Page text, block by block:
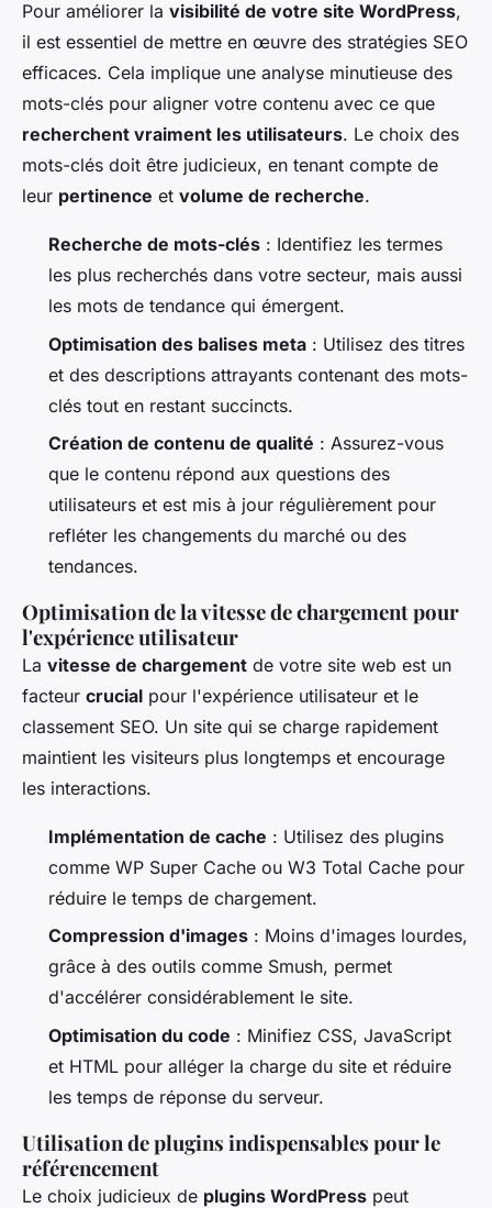
Pour améliorer la visibilité de votre site WordPress,
il est essentiel de mettre en œuvre des stratégies SEO
efficaces. Cela implique une analyse minutieuse des
mots-clés pour aligner votre contenu avec ce que
recherchent vraiment les utilisateurs. Le choix des
mots-clés doit être judicieux, en tenant compte de
leur pertinence et volume de recherche.
Recherche de mots-clés : Identifiez les termes
les plus recherchés dans votre secteur, mais aussi
les mots de tendance qui émergent.
Optimisation des balises meta : Utilisez des titres
et des descriptions attrayants contenant des mots-
clés tout en restant succincts.
Création de contenu de qualité : Assurez-vous
que le contenu répond aux questions des
utilisateurs et est mis à jour régulièrement pour
refléter les changements du marché ou des
tendances.
Optimisation de la vitesse de chargement pour
l'expérience utilisateur
La vitesse de chargement de votre site web est un
facteur crucial pour l'expérience utilisateur et le
classement SEO. Un site qui se charge rapidement
maintient les visiteurs plus longtemps et encourage
les interactions.
Implémentation de cache : Utilisez des plugins
comme WP Super Cache ou W3 Total Cache pour
réduire le temps de chargement.
Compression d'images : Moins d'images lourdes,
grâce à des outils comme Smush, permet
d'accélérer considérablement le site.
Optimisation du code : Minifiez CSS, JavaScript
et HTML pour alléger la charge du site et réduire
les temps de réponse du serveur.
Utilisation de plugins indispensables pour le
référencement
Le choix judicieux de plugins WordPress peut